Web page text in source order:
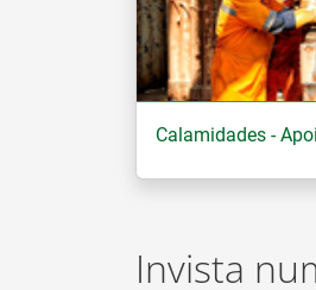
Calamidades -
Invista